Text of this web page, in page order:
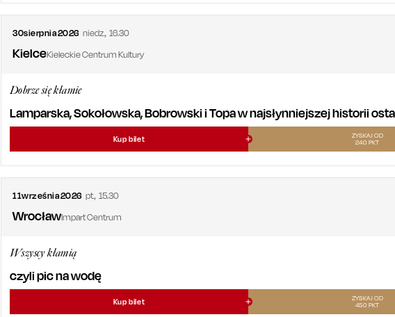
30sierpnia2026 niedz., 16.30
KielceKieleckie Centrum Kultury
Dobrze się kłamie
Lamparska, Sokołowska, Bobrowski i Topa w najsłynniejszej historii
Kup bilet
ZYSKAJ OD
240 PKT
11września2026 pt., 15.30
WrocławImpart Centrum
Wszyscy kłamią
czyli pic na wodę
Kup bilet
ZYSKAJ OD
450 PKT